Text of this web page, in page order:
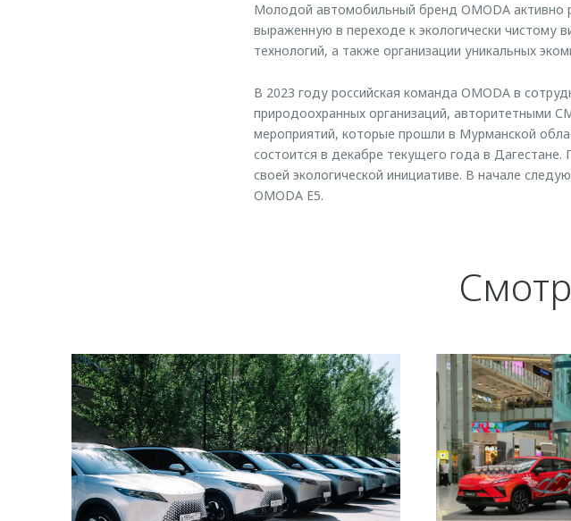
Молодой автомобильный бренд OMODA активно
выраженную в переходе к экологически чистому
технологий, а также организации уникальных
В 2023 году российская команда OMODA в
природоохранных организаций, авторитетными
мероприятий, которые прошли в Мурманской
состоится в декабре текущего года в
своей экологической инициативе. В начале
OMODA E5.